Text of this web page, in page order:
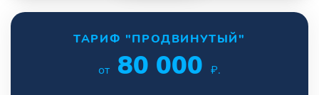
ТАРИФ "ПРОДВИНУТЫЙ"
от 80 000 ₽.